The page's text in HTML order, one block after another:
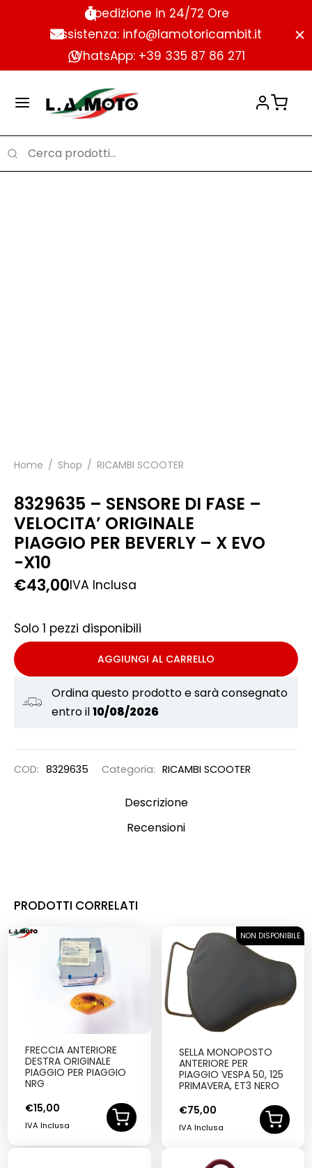
Spedizione in 24/72 Ore
Assistenza: info@lamotoricambit.it
WhatsApp: +39 335 87 86 271
Home / Shop / RICAMBI SCOOTER
8329635 – SENSORE DI FASE –
VELOCITA’ ORIGINALE
PIAGGIO PER BEVERLY – X EVO
-X10
€43,00IVA Inclusa
Solo 1 pezzi disponibili
AGGIUNGI AL CARRELLO
Ordina questo prodotto e sarà consegnato
entro il10/08/2026
COD: 8329635 Categoria: RICAMBI SCOOTER
Descrizione
Recensioni
PRODOTTI CORRELATI
FRECCIA ANTERIORE
DESTRA ORIGINALE
PIAGGIO PER PIAGGIO
NRG
€15,00
IVA Inclusa
SOLD OUT
NON DISPONIBILE
SELLA MONOPOSTO
ANTERIORE PER
PIAGGIO VESPA 50, 125
PRIMAVERA, ET3 NERO
€75,00
IVA Inclusa